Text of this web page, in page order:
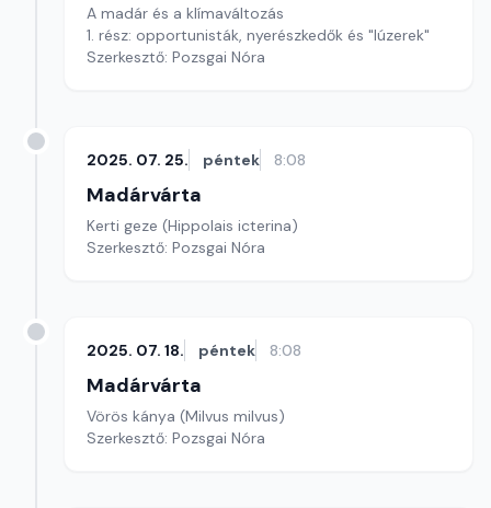
A madár és a klímaváltozás
1. rész: opportunisták, nyerészkedők és "lúzerek"
Szerkesztő: Pozsgai Nóra
2025. 07. 25. péntek 8:08
Madárvárta
Kerti geze (Hippolais icterina)
Szerkesztő: Pozsgai Nóra
2025. 07. 18. péntek 8:08
Madárvárta
Vörös kánya (Milvus milvus)
Szerkesztő: Pozsgai Nóra